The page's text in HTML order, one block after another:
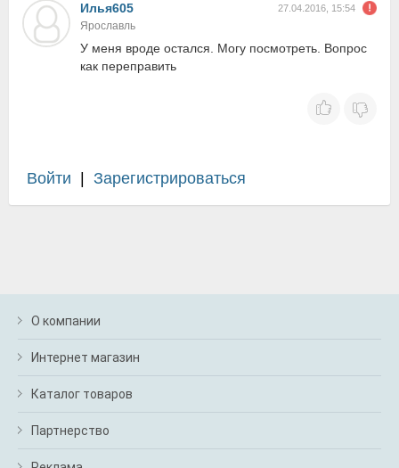
Илья605 27.04.2016, 15:54
Ярославль
У меня вроде остался. Могу посмотреть. Вопрос
как переправить
Войти Зарегистрироваться
О компании
Интернет магазин
Каталог товаров
Партнерство